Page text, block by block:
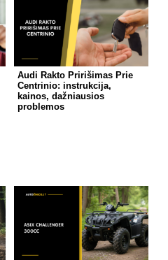
Audi Rakto Pririšimas Prie
Centrinio: instrukcija,
kainos, dažniausios
problemos